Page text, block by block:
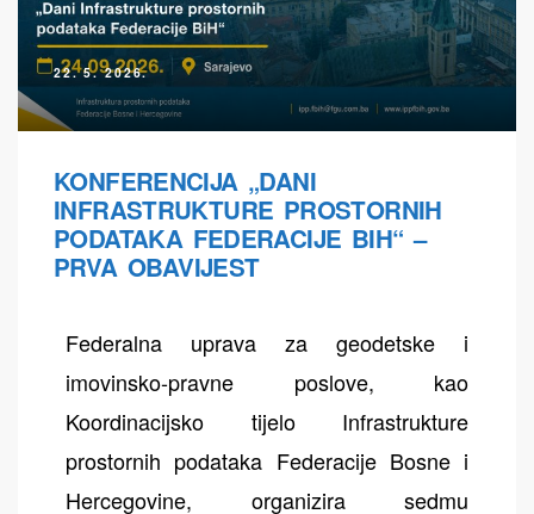
22. 5. 2026.
KONFERENCIJA „DANI
INFRASTRUKTURE PROSTORNIH
PODATAKA FEDERACIJE BIH“ –
PRVA OBAVIJEST
Federalna uprava za geodetske i
imovinsko-pravne poslove, kao
Koordinacijsko tijelo Infrastrukture
prostornih podataka Federacije Bosne i
Hercegovine, organizira sedmu